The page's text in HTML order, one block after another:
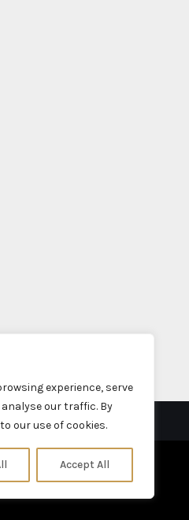
experience, serve
our traffic. By
our use of cookies.
Accept All
Theme: Fameup